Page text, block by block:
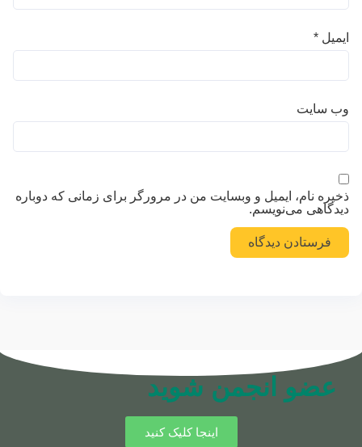
ایمیل *
وب‌ سایت
ذخیره نام، ایمیل و وبسایت من در مرورگر برای زمانی که دوباره
دیدگاهی می‌نویسم.
عضو انجمن شوید
اینجا کلیک کنید